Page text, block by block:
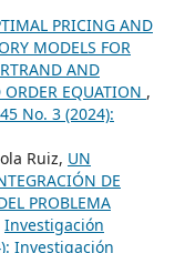
PRICING AND
MODELS FOR
AND
EQUATION ,
No. 3 (2024):
Ruiz, UN
DE
PROBLEMA
Investigación
Investigación